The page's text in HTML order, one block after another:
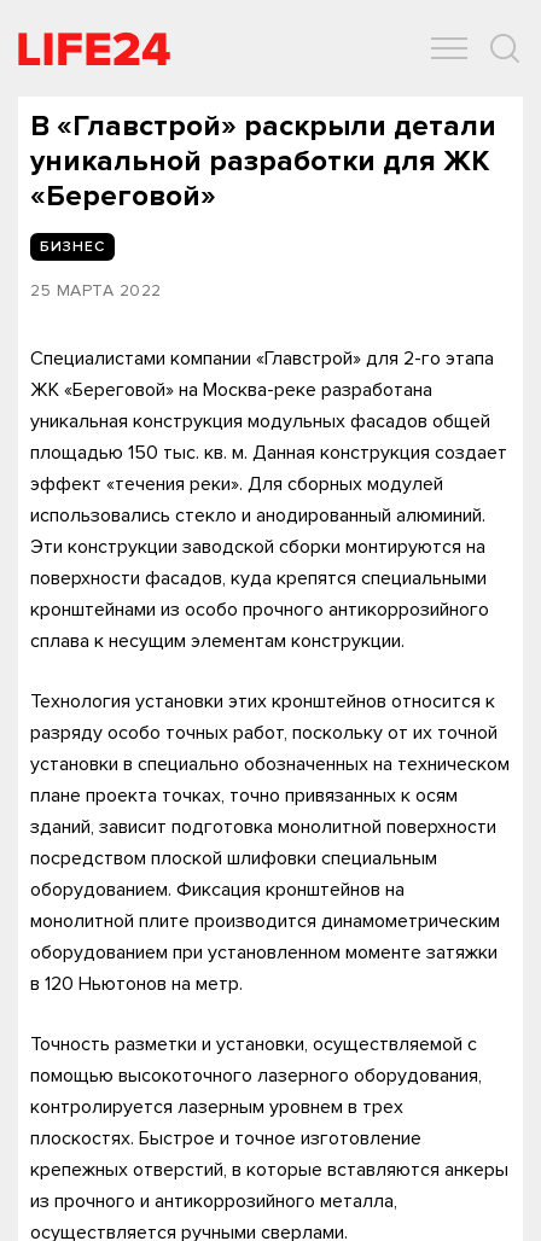
В «Главстрой» раскрыли детали
уникальной разработки для ЖК
«Береговой»
БИЗНЕС
25 МАРТА 2022
Специалистами компании «Главстрой» для 2-го этапа
ЖК «Береговой» на Москва-реке разработана
уникальная конструкция модульных фасадов общей
площадью 150 тыс. кв. м. Данная конструкция создает
эффект «течения реки». Для сборных модулей
использовались стекло и анодированный алюминий.
Эти конструкции заводской сборки монтируются на
поверхности фасадов, куда крепятся специальными
кронштейнами из особо прочного антикоррозийного
сплава к несущим элементам конструкции.
Технология установки этих кронштейнов относится к
разряду особо точных работ, поскольку от их точной
установки в специально обозначенных на техническом
плане проекта точках, точно привязанных к осям
зданий, зависит подготовка монолитной поверхности
посредством плоской шлифовки специальным
оборудованием. Фиксация кронштейнов на
монолитной плите производится динамометрическим
оборудованием при установленном моменте затяжки
в 120 Ньютонов на метр.
Точность разметки и установки, осуществляемой с
помощью высокоточного лазерного оборудования,
контролируется лазерным уровнем в трех
плоскостях. Быстрое и точное изготовление
крепежных отверстий, в которые вставляются анкеры
из прочного и антикоррозийного металла,
осуществляется ручными сверлами.